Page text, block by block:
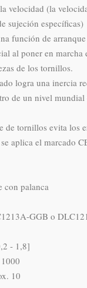
velocidad (la
sujeción específicas)
función de arranque
al poner en marcha
de los tornillos.
logra una inercia
de un nivel
de tornillos evita los
aplica el marcado
con palanca
GGB o
- 1,8]
10